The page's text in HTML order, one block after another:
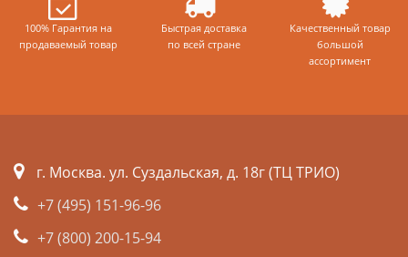
100% Гарантия на
продаваемый товар
Быстрая доставка
по всей стране
Качественный товар
большой
ассортимент
г. Москва. ул. Суздальская, д. 18г (ТЦ ТРИО)
+7 (495) 151-96-96
+7 (800) 200-15-94